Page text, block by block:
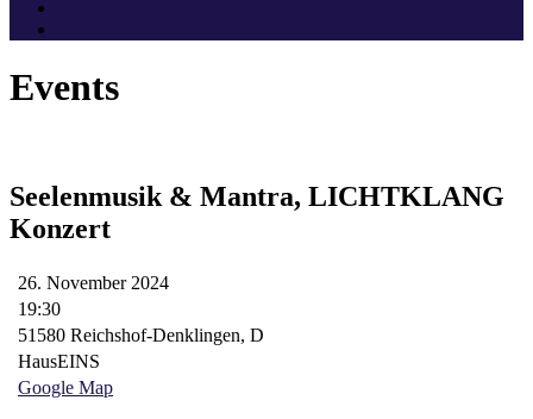
Events
Seelenmusik & Mantra, LICHTKLANG
Konzert
26. November 2024
19:30
51580 Reichshof-Denklingen, D
HausEINS
Google Map